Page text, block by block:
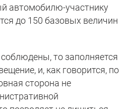
автомобилю-участнику
до 150 базовых величин
то заполняется
и, как говорится, по
сторона не